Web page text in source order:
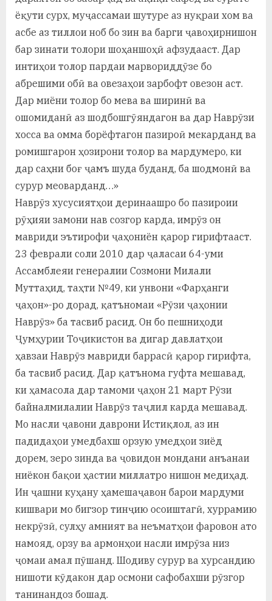
ёқути сурх, муҷассамаи шутуре аз нуқраи хом ва
асбе аз тиллои ноб бо зин ва барги ҷавоҳирнишон
бар зинати толори шоҳаншоҳӣ афзудааст. Дар
интиҳои толор пардаи марвориддӯзе бо
абрешими обӣ ва овезаҳои зарбофт овезон аст.
Дар миёни толор бо мева ва ширинӣ ва
ошомиданӣ аз шодбошгӯяндагон ва дар Наврӯзи
хосса ва омма борёфтагон пазироӣ мекарданд ва
ромишгарон ҳозирони толор ва мардумеро, ки
дар саҳни боғ ҷамъ шуда буданд, ба шодмонӣ ва
сурур меоварданд…»
Наврӯз хусусиятҳои деринаашро бо пазироии
рӯҳияи замони нав созгор карда, имрӯз он
мавриди эътирофи ҷаҳониён қарор гирифтааст.
23 феврали соли 2010 дар ҷаласаи 64-уми
Ассамблеяи генералии Созмони Милали
Муттаҳид, таҳти №49, ки унвони «Фарҳанги
ҷаҳон»-ро дорад, қатъномаи «Рӯзи ҷаҳонии
Наврӯз» ба тасвиб расид. Он бо пешниҳоди
Ҷумҳурии Тоҷикистон ва дигар давлатҳои
ҳавзаи Наврӯз мавриди баррасӣ қарор гирифта,
ба тасвиб расид. Дар қатънома гуфта мешавад,
ки ҳамасола дар тамоми ҷаҳон 21 март Рӯзи
байналмилалии Наврӯз таҷлил карда мешавад.
Мо насли ҷавони даврони Истиқлол, аз ин
падидаҳои умедбахш орзую умедҳои зиёд
дорем, зеро зинда ва ҷовидон мондани анъанаи
ниёкон бақои ҳастии миллатро нишон медиҳад.
Ин ҷашни куҳану ҳамешаҷавон барои мардуми
кишвари мо бигзор тинҷию осоиштагӣ, хуррамию
некрӯзӣ, сулҳу амният ва неъматҳои фаровон ато
намояд, орзу ва армонҳои насли имрӯза низ
ҷомаи амал пӯшанд. Шодиву сурур ва хурсандию
нишоти кӯдакон дар осмони сафобахши рӯзгор
танинандоз бошад.